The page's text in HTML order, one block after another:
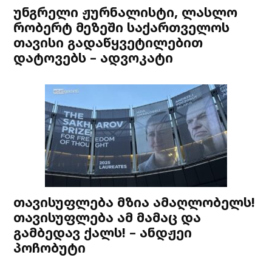
უნგრელი ჟურნალისტი, ლასლო
რობერტ მეზეში საქართველოს
თავისი გადაწყვეტილებით
დატოვებს – ადვოკატი
თავისუფლება მზია ამაღლობელს!
თავისუფლება ამ მამაც და
გამბედავ ქალს! – ანდჟეი
პოჩობუტი